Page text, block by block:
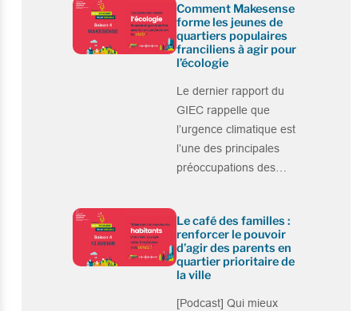
Comment Makesense
forme les jeunes de
quartiers populaires
franciliens à agir pour
l’écologie
Le dernier rapport du
GIEC rappelle que
l’urgence climatique est
l’une des principales
préoccupations des…
Le café des familles :
renforcer le pouvoir
d’agir des parents en
quartier prioritaire de
la ville
[Podcast] Qui mieux